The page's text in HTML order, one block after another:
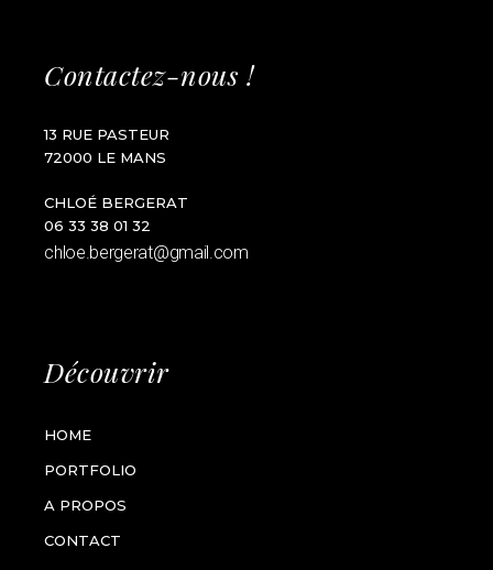
Contactez-nous !
13 RUE PASTEUR
72000 LE MANS
CHLOÉ BERGERAT
06 33 38 01 32
chloe.bergerat@gmail.com
Découvrir
HOME
PORTFOLIO
A PROPOS
CONTACT